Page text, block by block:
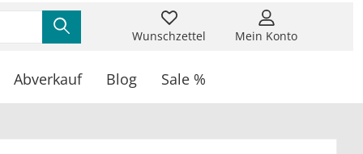
Wunschzettel Mein Konto
Abverkauf Blog Sale %